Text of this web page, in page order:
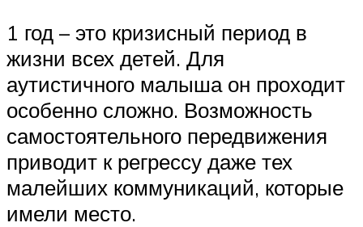
1 год – это кризисный период в
жизни всех детей. Для
аутистичного малыша он проходит
особенно сложно. Возможность
самостоятельного передвижения
приводит к регрессу даже тех
малейших коммуникаций, которые
имели место.